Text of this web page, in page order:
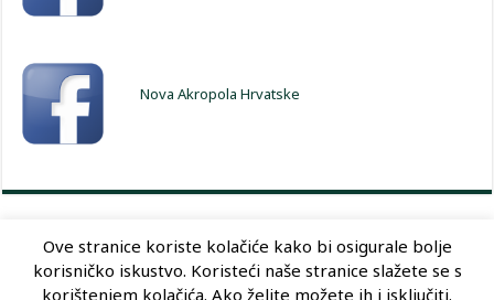
Nova Akropola Hrvatske
Dizajn: Optimum Dizajn
Ove stranice koriste kolačiće kako bi osigurale bolje
korisničko iskustvo. Koristeći naše stranice slažete se s
korištenjem kolačića. Ako želite možete ih i isključiti.